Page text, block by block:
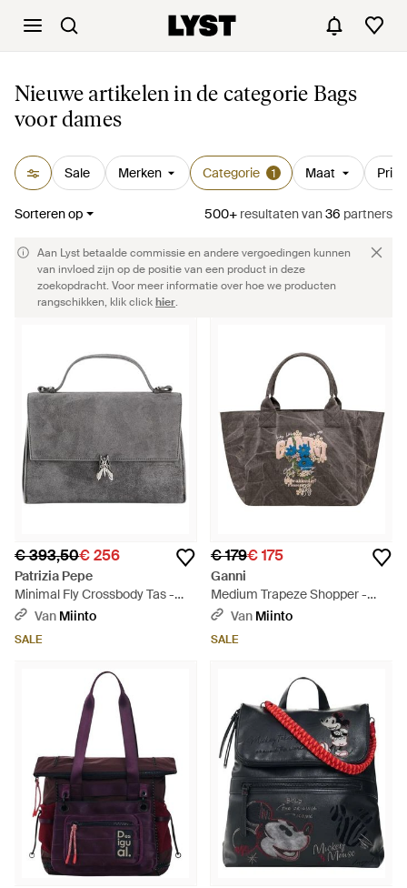
‪Nieuwe artikelen in de categorie Bags‬
‪voor dames‬
Sale Merken Categorie 1 Maat Prijs
Sorteren op 500+ resultatenvan36 partners
Aan Lyst betaalde commissie en andere vergoedingen kunnen
van invloed zijn op de positie van een product in deze
zoekopdracht. Voor meer informatie over hoe we producten
rangschikken, klik clickhier.
€ 393,50€ 256
Patrizia Pepe
Minimal Fly Crossbody Tas -
GrijsVan Miinto
SALE
€ 179€ 175
Ganni
Medium Trapeze Shopper -
BruinVan Miinto
SALE